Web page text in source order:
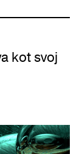
kot svoj